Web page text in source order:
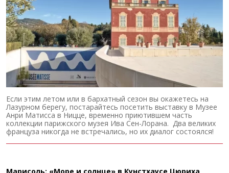
Если этим летом или в бархатный сезон вы окажетесь на
Лазурном берегу, постарайтесь посетить выставку в Музее
Анри Матисса в Ницце, временно приютившем часть
коллекции парижского музея Ива Сен-Лорана. Два великих
француза никогда не встречались, но их диалог состоялся!
Марисоль: «Море и солнце» в Кунстхаусе Цюриха